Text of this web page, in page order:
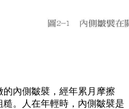
內側皺襞，經年累月摩擦
。人在年輕時，內側皺襞是